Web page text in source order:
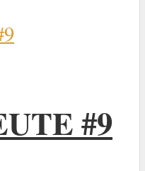
#9